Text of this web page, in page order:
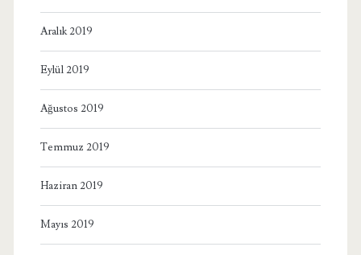
Aralık 2019
Eylül 2019
Ağustos 2019
Temmuz 2019
Haziran 2019
Mayıs 2019